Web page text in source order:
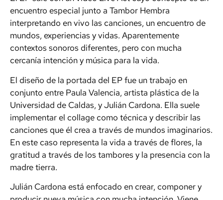
encuentro especial junto a Tambor Hembra
interpretando en vivo las canciones, un encuentro de
mundos, experiencias y vidas. Aparentemente
contextos sonoros diferentes, pero con mucha
cercanía intención y música para la vida.
El diseño de la portada del EP fue un trabajo en
conjunto entre Paula Valencia, artista plástica de la
Universidad de Caldas, y Julián Cardona. Ella suele
implementar el collage como técnica y describir las
canciones que él crea a través de mundos imaginarios.
En este caso representa la vida a través de flores, la
gratitud a través de los tambores y la presencia con la
madre tierra.
Julián Cardona está enfocado en crear, componer y